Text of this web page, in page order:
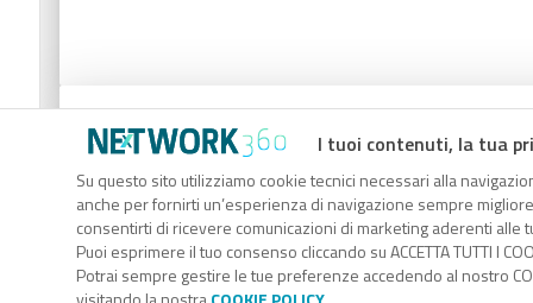
I tuoi contenuti, la tua
Su questo sito utilizziamo cookie tecnici necessari alla
anche per fornirti un’esperienza di navigazione sempre
consentirti di ricevere comunicazioni di marketing aderenti alle
Puoi esprimere il tuo consenso cliccando su ACCETTA TUTTI I
Potrai sempre gestire le tue preferenze accedendo al nostro
Codice Rss
Clicca sul pulsante per copiare il link RSS negli
RSS link